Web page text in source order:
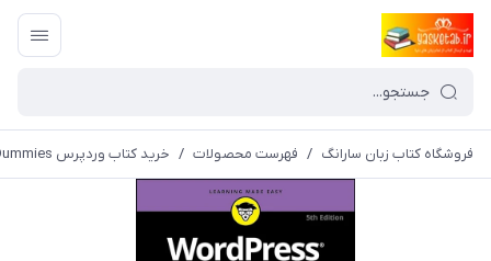
فروشگاه کتاب زبان سارانگ / فهرست محصولات / خرید کتاب وردپرس WordPress All in One For Dummies